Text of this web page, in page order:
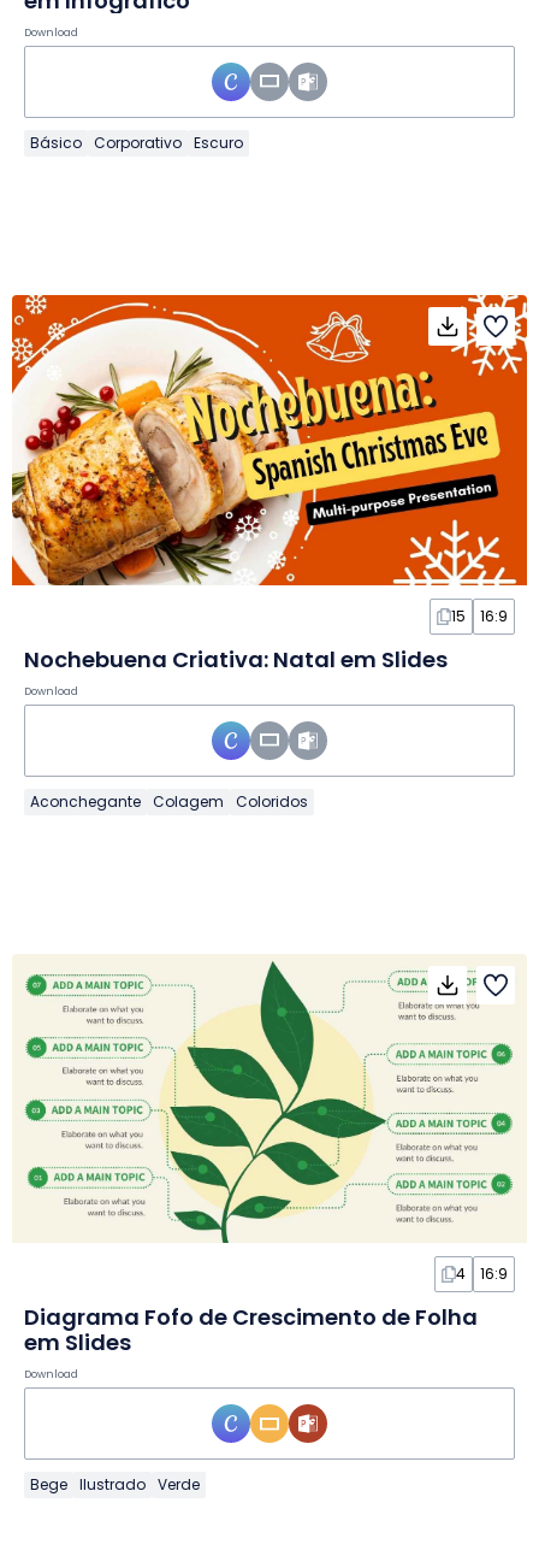
Download
Básico Corporativo Escuro
15 16:9
Nochebuena Criativa: Natal em Slides
Download
Aconchegante Colagem Coloridos
4 16:9
Diagrama Fofo de Crescimento de Folha
em Slides
Download
Bege Ilustrado Verde